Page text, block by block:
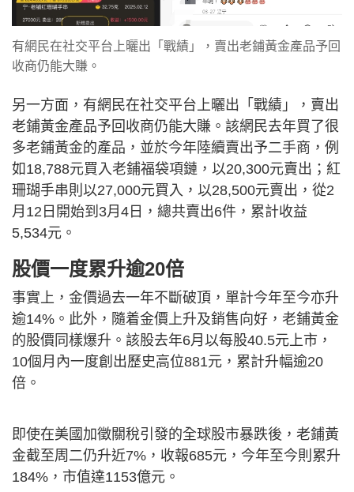
有網民在社交平台上曬出「戰績」，賣出老鋪黃金產品予回
收商仍能大賺。
另一方面，有網民在社交平台上曬出「戰績」，賣出
老鋪黃金產品予回收商仍能大賺。該網民去年買了很
多老鋪黃金的產品，並於今年陸續賣出予二手商，例
如18,788元買入老鋪福袋項鏈，以20,300元賣出；紅
珊瑚手串則以27,000元買入，以28,500元賣出，從2
月12日開始到3月4日，總共賣出6件，累計收益
5,534元。
股價一度累升逾20倍
事實上，金價過去一年不斷破頂，單計今年至今亦升
逾14%。此外，隨着金價上升及銷售向好，老鋪黃金
的股價同樣爆升。該股去年6月以每股40.5元上市，
10個月內一度創出歷史高位881元，累計升幅逾20
倍。
即使在美國加徵關稅引發的全球股市暴跌後，老鋪黃
金截至周二仍升近7%，收報685元，今年至今則累升
184%，市值達1153億元。